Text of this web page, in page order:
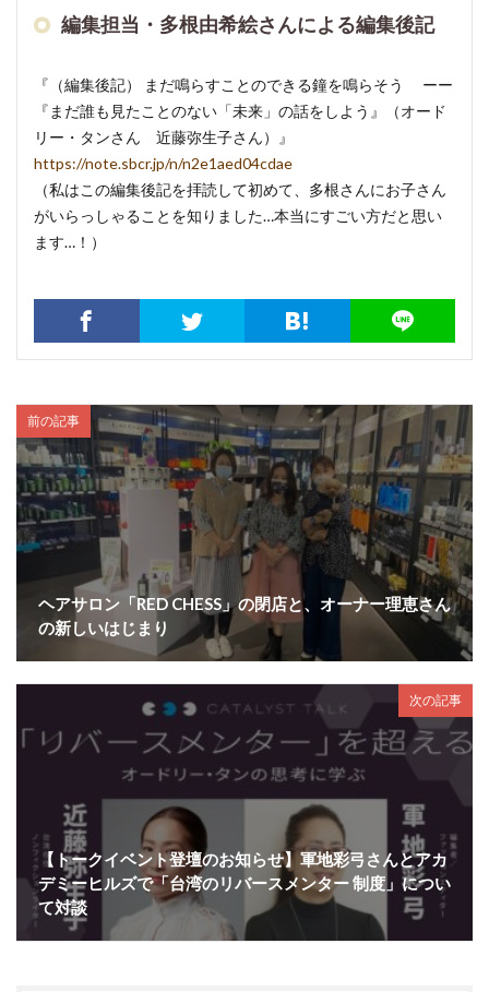
編集担当・多根由希絵さんによる編集後記
『（編集後記） まだ鳴らすことのできる鐘を鳴らそう ーー
『まだ誰も見たことのない「未来」の話をしよう』（オード
リー・タンさん 近藤弥生子さん）』
https://note.sbcr.jp/n/n2e1aed04cdae
（私はこの編集後記を拝読して初めて、多根さんにお子さん
がいらっしゃることを知りました…本当にすごい方だと思い
ます…！）
前の記事
ヘアサロン「RED CHESS」の閉店と、オーナー理恵さん
の新しいはじまり
次の記事
【トークイベント登壇のお知らせ】軍地彩弓さんとアカ
デミーヒルズで「台湾のリバースメンター 制度」につい
て対談